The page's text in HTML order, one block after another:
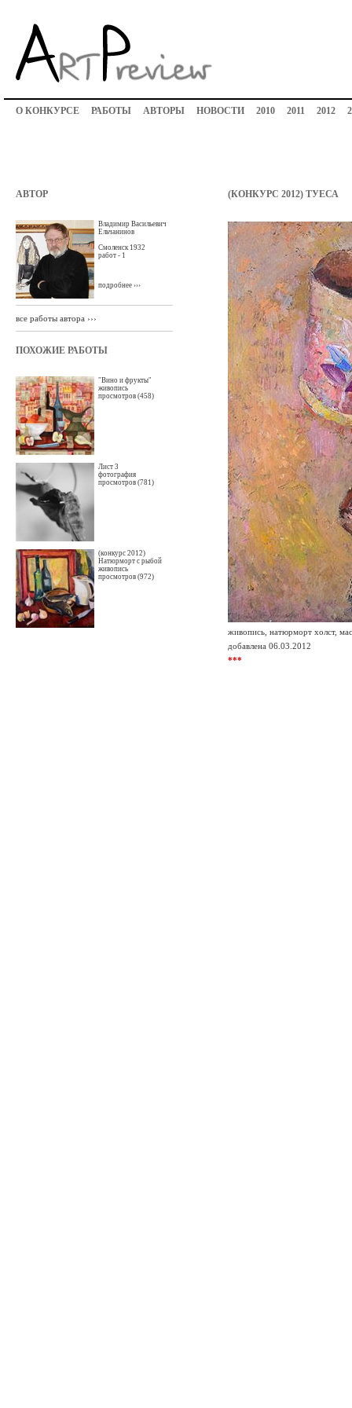
О КОНКУРСЕ РАБОТЫ АВТОРЫ НОВОСТИ 2010 2011 2012
АВТОР
Владимир Васильевич
Ельчанинов
Смоленск 1932
работ - 1
подробнее ›››
все работы автора ›››
ПОХОЖИЕ РАБОТЫ
"Вино и фрукты"
живопись
просмотров (458)
Лист 3
фотография
просмотров (781)
(конкурс 2012)
Натюрморт с рыбой
живопись
просмотров (972)
(КОНКУРС 2012) ТУЕСА
живопись, натюрморт холст,
добавлена 06.03.2012
***